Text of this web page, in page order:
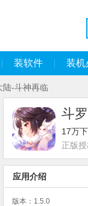
装软件 装机
陆-斗神再临
斗
17万
正版
应用介绍
版本： 1.5.0